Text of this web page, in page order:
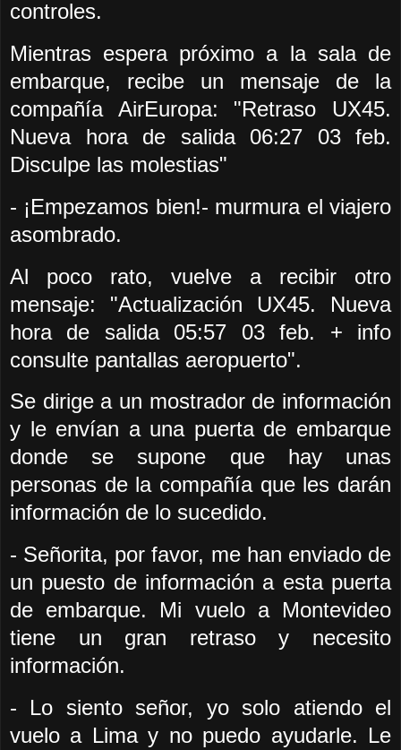
controles.
Mientras espera próximo a la sala de
embarque, recibe un mensaje de la
compañía AirEuropa: "Retraso UX45.
Nueva hora de salida 06:27 03 feb.
Disculpe las molestias"
- ¡Empezamos bien!- murmura el viajero
asombrado.
Al poco rato, vuelve a recibir otro
mensaje: "Actualización UX45. Nueva
hora de salida 05:57 03 feb. + info
consulte pantallas aeropuerto".
Se dirige a un mostrador de información
y le envían a una puerta de embarque
donde se supone que hay unas
personas de la compañía que les darán
información de lo sucedido.
- Señorita, por favor, me han enviado de
un puesto de información a esta puerta
de embarque. Mi vuelo a Montevideo
tiene un gran retraso y necesito
información.
- Lo siento señor, yo solo atiendo el
vuelo a Lima y no puedo ayudarle. Le